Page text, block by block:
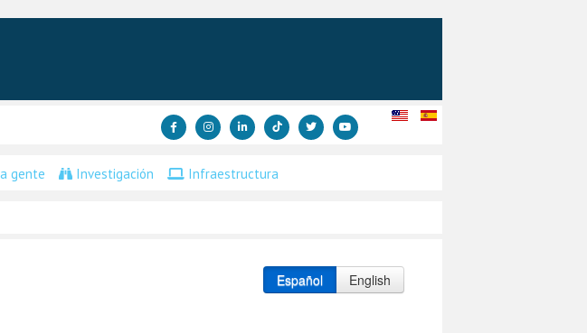
gente Investigación Infraestructura
Español English